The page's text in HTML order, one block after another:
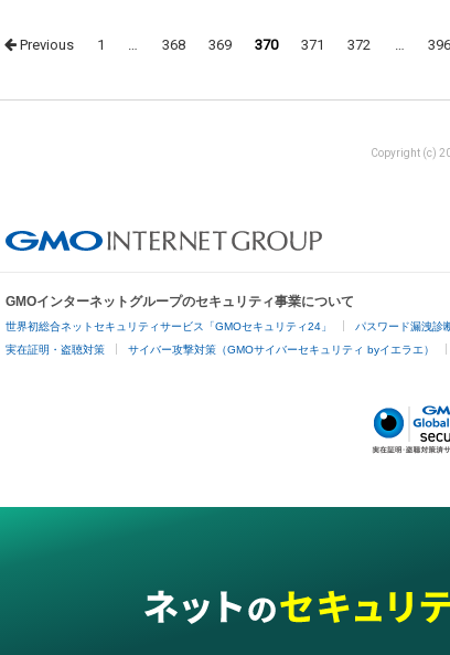
PostsPrevious 1 … 368 369 370 371 372 … 396
Copyright (c)
GMOインターネットグループのセキュリティ事業について
世界初総合ネットセキュリティサービス「GMOセキュリティ24」 パスワード漏洩診
実在証明・盗聴対策 サイバー攻撃対策（GMOサイバーセキュリティ byイエラエ）